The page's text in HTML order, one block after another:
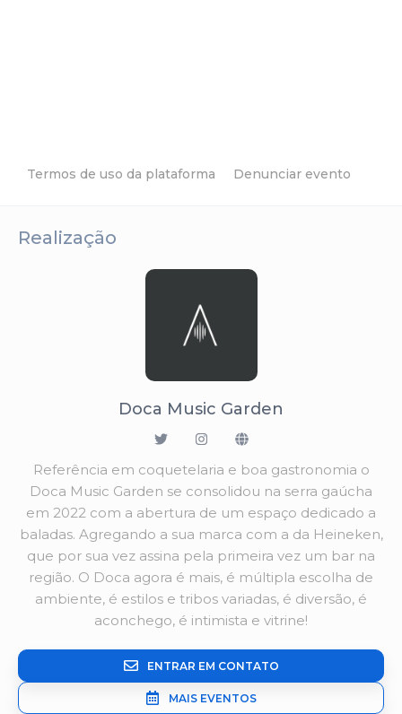
Termos de uso da plataforma Denunciar evento
Realização
Doca Music Garden
Referência em coquetelaria e boa gastronomia o
Doca Music Garden se consolidou na serra gaúcha
em 2022 com a abertura de um espaço dedicado a
baladas. Agregando a sua marca com a da Heineken,
que por sua vez assina pela primeira vez um bar na
região. O Doca agora é mais, é múltipla escolha de
ambiente, é estilos e tribos variadas, é diversão, é
aconchego, é intimista e vitrine!
ENTRAR EM CONTATO
MAIS EVENTOS